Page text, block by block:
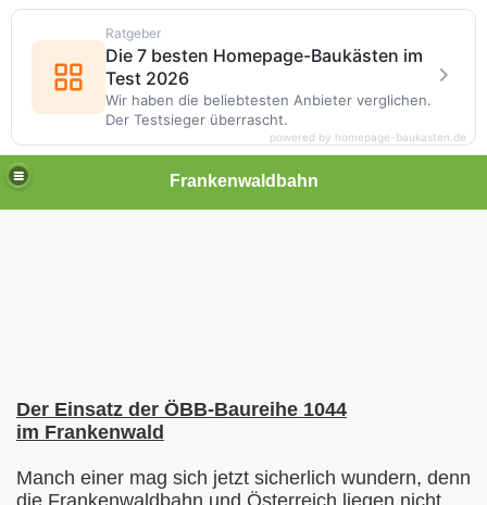
Frankenwaldbahn
Der Einsatz der ÖBB-Baureihe 1044
im Frankenwald
Manch einer mag sich jetzt sicherlich wundern, denn
die Frankenwaldbahn und Österreich liegen nicht
Ratgeber
Die 7 besten Homepage-Baukästen im
Test 2026
Wir haben die beliebtesten Anbieter verglichen.
Der Testsieger überrascht.
powered by homepage-baukasten.de